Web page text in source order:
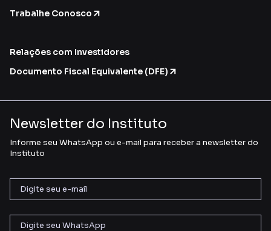
Trabalhe Conosco
Relações com Investidores
Documento Fiscal Equivalente (DFE)
Newsletter do Instituto
Informe seu WhatsApp ou e-mail para receber a newsletter do
Instituto